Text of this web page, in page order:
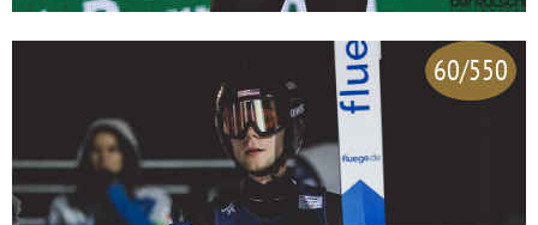
60/550